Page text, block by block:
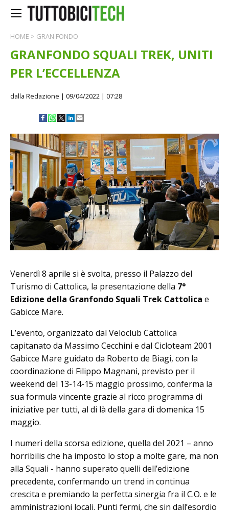
HOME > GRAN FONDO
GRANFONDO SQUALI TREK, UNITI
PER L’ECCELLENZA
dalla Redazione | 09/04/2022 | 07:28
Venerdì 8 aprile si è svolta, presso il Palazzo del
Turismo di Cattolica, la presentazione della 7°
Edizione della Granfondo Squali Trek Cattolica e
Gabicce Mare.
L’evento, organizzato dal Veloclub Cattolica
capitanato da Massimo Cecchini e dal Cicloteam 2001
Gabicce Mare guidato da Roberto de Biagi, con la
coordinazione di Filippo Magnani, previsto per il
weekend del 13-14-15 maggio prossimo, conferma la
sua formula vincente grazie al ricco programma di
iniziative per tutti, al di là della gara di domenica 15
maggio.
I numeri della scorsa edizione, quella del 2021 – anno
horribilis che ha imposto lo stop a molte gare, ma non
alla Squali - hanno superato quelli dell’edizione
precedente, confermando un trend in continua
crescita e premiando la perfetta sinergia fra il C.O. e le
amministrazioni locali. Punti fermi, che sin dall’esordio